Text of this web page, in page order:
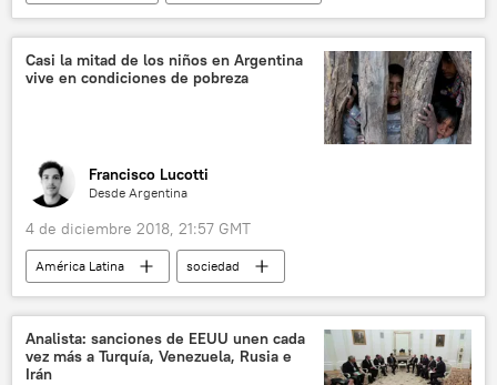
Israel
Líbano
Benjamín Netanyahu
Hizbulá
Consejo de Seguridad de la ONU
noticias
Casi la mitad de los niños en Argentina
vive en condiciones de pobreza
Francisco Lucotti
Desde Argentina
4 de diciembre 2018, 21:57 GMT
América Latina
sociedad
Internacional
Argentina
Unicef
hambre
infancia
estadísticas
pobreza infantil
noticias
Analista: sanciones de EEUU unen cada
vez más a Turquía, Venezuela, Rusia e
Irán